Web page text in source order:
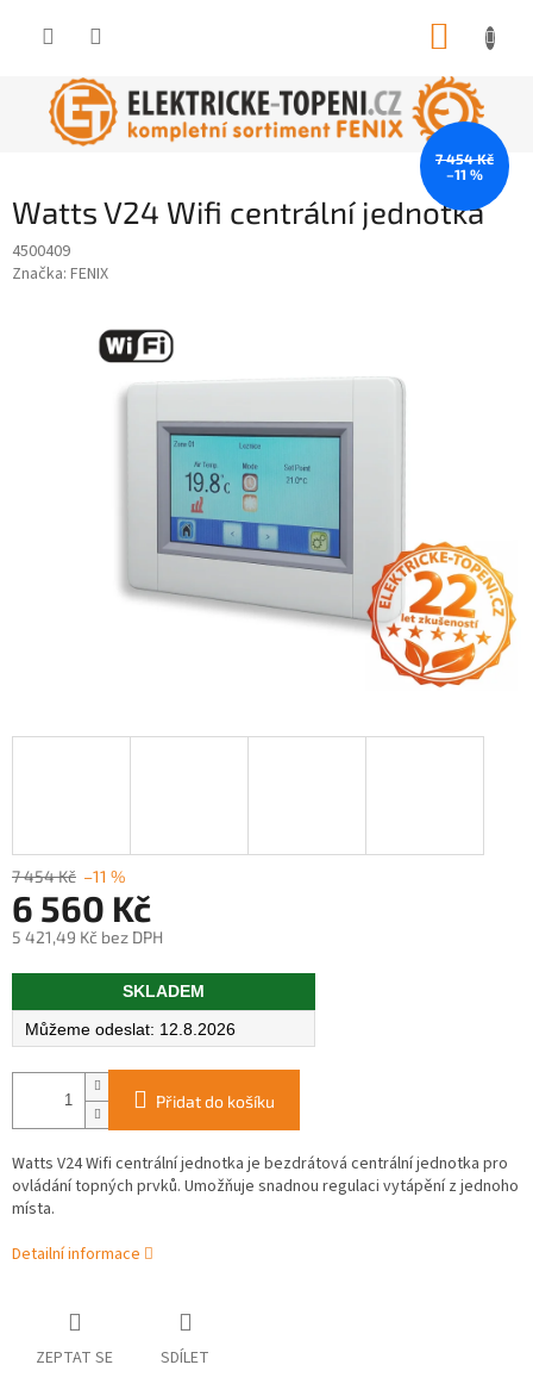
Watts V24 Wifi centrální jednotka
4500409
Značka: FENIX
7 454 Kč
–11 %
7 454 Kč –11 %
6 560 Kč
5 421,49 Kč bez DPH
Měrná
SKLADEM
12.8.2026
Přidat do košíku
Watts V24 Wifi centrální jednotka je bezdrátová centrální jednotka pro
ovládání topných prvků. Umožňuje snadnou regulaci vytápění z jednoho
místa.
Detailní informace
ZEPTAT SE SDÍLET